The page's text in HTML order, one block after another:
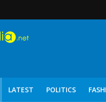
LATEST POLITICS